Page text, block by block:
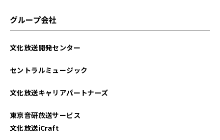
2025年06月
グループ会社
文化放送開発センター
セントラルミュージック
文化放送キャリアパートナーズ
東京音研放送サービス
文化放送iCraft